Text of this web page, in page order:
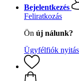
Bejelentkezés
Feliratkozás
Ön új nálunk?
Ügyfélfiók